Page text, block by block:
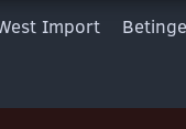
Import